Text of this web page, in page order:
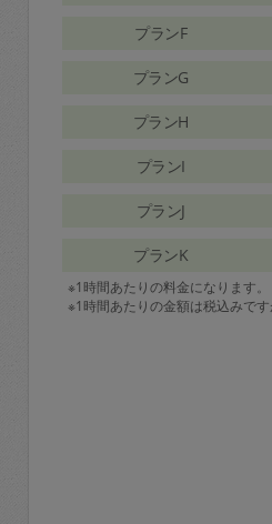
プランF
プランG
プランH
プランI
プランJ
プランK
※1時間あたりの料金になります。
※1時間あたりの金額は税込みで